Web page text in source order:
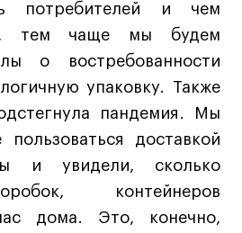
8 495 640 30 92
8 495 640 30 92
потребителей и чем
тем чаще мы будем
о востребованности
упаковку. Также
пандемия. Мы
пользоваться доставкой
и увидели, сколько
контейнеров
дома. Это, конечно,